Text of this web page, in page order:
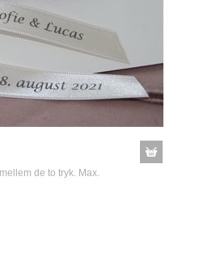
de to tryk. Max.